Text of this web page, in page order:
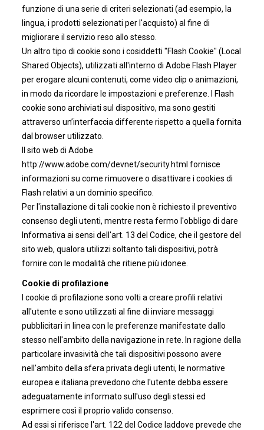
funzione di una serie di criteri selezionati (ad esempio, la
lingua, i prodotti selezionati per l'acquisto) al fine di
migliorare il servizio reso allo stesso.
Un altro tipo di cookie sono i cosiddetti "Flash Cookie" (Local
Shared Objects), utilizzati all'interno di Adobe Flash Player
per erogare alcuni contenuti, come video clip o animazioni,
in modo da ricordare le impostazioni e preferenze. I Flash
cookie sono archiviati sul dispositivo, ma sono gestiti
attraverso un’interfaccia differente rispetto a quella fornita
dal browser utilizzato.
Il sito web di Adobe
http://www.adobe.com/devnet/security.html fornisce
informazioni su come rimuovere o disattivare i cookies di
Flash relativi a un dominio specifico.
Per l'installazione di tali cookie non è richiesto il preventivo
consenso degli utenti, mentre resta fermo l'obbligo di dare
Informativa ai sensi dell'art. 13 del Codice, che il gestore del
sito web, qualora utilizzi soltanto tali dispositivi, potrà
fornire con le modalità che ritiene più idonee.
Cookie di profilazione
I cookie di profilazione sono volti a creare profili relativi
all'utente e sono utilizzati al fine di inviare messaggi
pubblicitari in linea con le preferenze manifestate dallo
stesso nell'ambito della navigazione in rete. In ragione della
particolare invasività che tali dispositivi possono avere
nell'ambito della sfera privata degli utenti, le normative
europea e italiana prevedono che l'utente debba essere
adeguatamente informato sull'uso degli stessi ed
esprimere così il proprio valido consenso.
Ad essi si riferisce l'art. 122 del Codice laddove prevede che